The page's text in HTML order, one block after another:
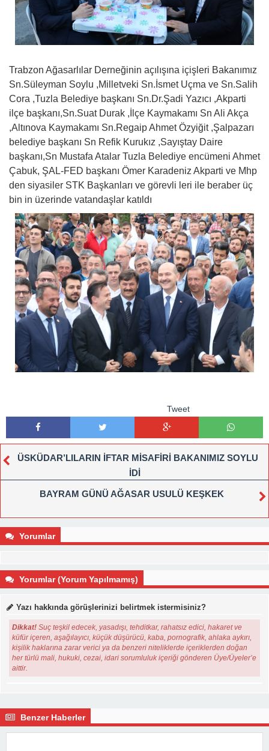
Trabzon Ağasarlılar Derneğinin açılışına içişleri Bakanımız
Sn.Süleyman Soylu ,Milletveki Sn.İsmet Uçma ve Sn.Salih
Cora ,Tuzla Belediye başkanı Sn.Dr.Şadi Yazıcı ,Akparti
ilçe başkanı,Sn.Suat Durak ,İlçe Kaymakamı Sn Ali Akça
,Altınova Kaymakamı Sn.Regaip Ahmet Özyiğit ,Şalpazarı
belediye başkanı Sn Refik Kurukız ,Sayıştay Daire
başkanı,Sn Mustafa Atalar Tuzla Belediye encümeni Ahmet
Çabuk, ŞAL-FED başkanı Ömer Karadeniz Akparti ve Mhp
den siyasiler STK Başkanları ve görevli leri ile beraber üç
bin in üzerinde vatandaşlar katıldı
Tweet
ÜSKÜDAR’LILARIN İFTAR MİSAFİRİ BAKANIMIZ SOYLU
İDİ
BAYRAM GÜNÜ AĞASAR USULÜ KEŞKEK
Yorumlar
Yorumlar (Yorum Yapılmamış)
Yazı hakkında görüşlerinizi belirtmek istermisiniz?
Dikkat! Suç teşkil edecek, yasadışı, tehditkar, rahatsız edici, hakaret ve
küfür içeren, aşağılayıcı, küçük düşürücü, kaba, pornografik, ahlaka aykırı,
kişilik haklarına zarar verici ya da benzeri niteliklerde içeriklerden doğan
her türlü mali, hukuki, cezai, idari sorumluluk içeriği gönderen Üye/Üyeler’e
aittir.
Benzer Haberler